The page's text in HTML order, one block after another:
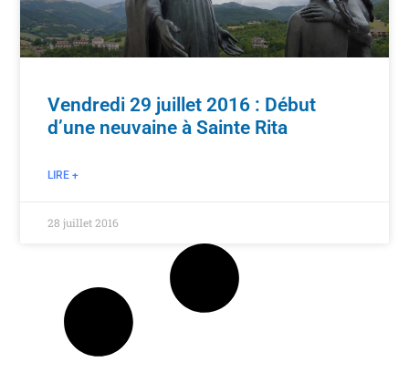
Vendredi 29 juillet 2016 : Début
d’une neuvaine à Sainte Rita
LIRE +
28 juillet 2016